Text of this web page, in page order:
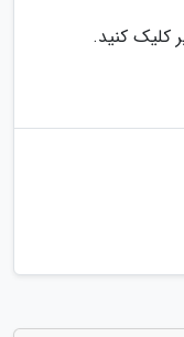
کلیک کنید.